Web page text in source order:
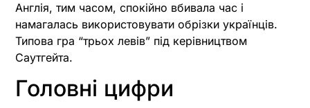
Англія, тим часом, спокійно вбивала час і
намагалась використовувати обрізки українців.
Типова гра “трьох левів” під керівництвом
Саутгейта.
Головні цифри